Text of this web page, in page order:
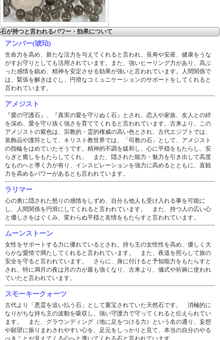
石が持つと言われるパワー・効果について
アンバー(琥珀)
生命力を高め、新たな活力を与えてくれると言われ、長寿や安産、健康をうな
がすお守りとしても活用されています。また、強いヒーリング力があり、高ぶ
った感情を鎮め、精神を安定させる効果が強いと言われています。人間関係で
は、緊張を解きほぐし、円滑なコミュニケーションのサポートをしてくれると
言われています。
アメジスト
『愛の守護石』、『真実の愛を守りぬく石』とされ、恋人や家族、友人との絆
を深め、愛を守り抜く強さを育ててくれると言われています。古来より、この
アメジストの紫色は、宗教的・霊的権威の高い色とされ、古代エジプトでは、
装飾品や護符として、キリスト教世界では、「司教の石」として、アメジスト
の指輪をはめていたそうです。精神的不調を緩和し、心に平穏をもたらし、安
らぎと癒しをもたらしてくれ、 また、隠された能力・魅力を引き出して高度
なものへと導く力が有り、インスピレーションを強力に高めるとともに、直観
力を高めるパワーがあるとも言われています。
ラリマー
心の奥に隠された怒りの感情をしずめ、自分も他人も受け入れる事を可能に
し、人間関係を円滑にしてくれると言われています。 また、持つ人の広い心
と優しさをはぐくみ、変わらぬ平穏と友情をもたらすと言われています。
ムーンストーン
女性をサポートする力に優れているとされ、持ち主の女性性を高め、優しく大
らかな愛情で満たしてくれると言われています。 また、夜道を照らして旅の
安全を守ると言われています。 さらに、身に付けると予知能力をもたらすと
され、特に満月の夜は月の力が最も強くなり、古来より、儀式や祈祷に使われ
ていたと言われています。
スモーキークォーツ
古代より「悪霊を追い払う石」として重宝されていた天然石です。 消極的に
なりがちな持ち主の波動を吸収し、強い守護力で守ってくれると伝えられてい
ます。 また、グラウンディング（地に足をつける力）という名の通り、妄想
や願望に振りまわされやすい心を、足元をしっかりと見て、本当の自分のやる
べきことが見えてくる心へと導いてくれる石と言われています。